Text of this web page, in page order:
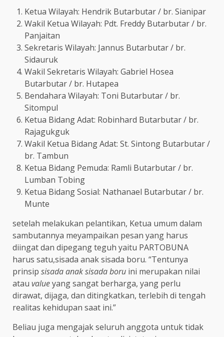
Ketua Wilayah: Hendrik Butarbutar / br. Sianipar
Wakil Ketua Wilayah: Pdt. Freddy Butarbutar / br.
Panjaitan
Sekretaris Wilayah: Jannus Butarbutar / br.
Sidauruk
Wakil Sekretaris Wilayah: Gabriel Hosea
Butarbutar / br. Hutapea
Bendahara Wilayah: Toni Butarbutar / br.
Sitompul
Ketua Bidang Adat: Robinhard Butarbutar / br.
Rajagukguk
Wakil Ketua Bidang Adat: St. Sintong Butarbutar /
br. Tambun
Ketua Bidang Pemuda: Ramli Butarbutar / br.
Lumban Tobing
Ketua Bidang Sosial: Nathanael Butarbutar / br.
Munte
setelah melakukan pelantikan, Ketua umum dalam
sambutannya meyampaikan pesan yang harus
diingat dan dipegang teguh yaitu PARTOBUNA
harus satu,sisada anak sisada boru. “Tentunya
prinsip sisada anak sisada boru ini merupakan nilai
atau valueyang sangat berharga, yang perlu
dirawat, dijaga, dan ditingkatkan, terlebih di tengah
realitas kehidupan saat ini.”
Beliau juga mengajak seluruh anggota untuk tidak